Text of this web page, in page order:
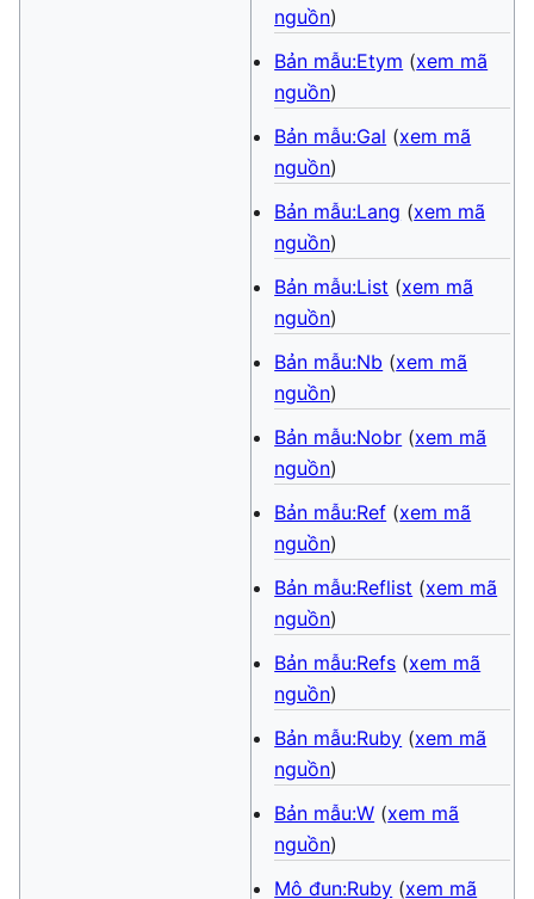
nguồn)
Bản mẫu:Etym (xem mã
nguồn)
Bản mẫu:Gal (xem mã
nguồn)
Bản mẫu:Lang (xem mã
nguồn)
Bản mẫu:List (xem mã
nguồn)
Bản mẫu:Nb (xem mã
nguồn)
Bản mẫu:Nobr (xem mã
nguồn)
Bản mẫu:Ref (xem mã
nguồn)
Bản mẫu:Reflist (xem mã
nguồn)
Bản mẫu:Refs (xem mã
nguồn)
Bản mẫu:Ruby (xem mã
nguồn)
Bản mẫu:W (xem mã
nguồn)
Mô đun:Ruby (xem mã